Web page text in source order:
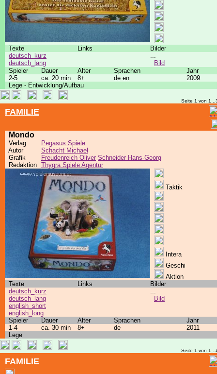
Texte Links
Bilder
deutsch_kurz
deutsch_lang
...
Bild
Spieler
Dauer Alter Sprachen
Jahr
2-5
ca. 20 min 8+ de en
2009
Lege - Entwicklung/Aufbau
Seite 1 von 1
FAMILIE
Mondo
Verlag
Pegasus Spiele
Autor
Schacht Michael
Grafik
Freudenreich Oliver Schneider Hans-Georg
Redaktion Thygra Spiele Agentur
Taktik
Intera
Geschi
Aktion
Texte
Links
Bilder
deutsch_kurz
deutsch_lang
english_short
english_long
...
Bild
Spieler Dauer Alter Sprachen
Jahr
1-4
ca. 30 min 8+ de
2011
Lege
Seite 1 von 1
FAMILIE